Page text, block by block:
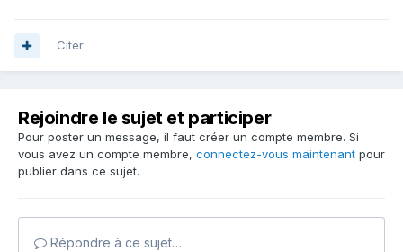
Citer
Rejoindre le sujet et participer
Pour poster un message, il faut créer un compte membre. Si
vous avez un compte membre, connectez-vous maintenant pour
publier dans ce sujet.
Répondre à ce sujet…